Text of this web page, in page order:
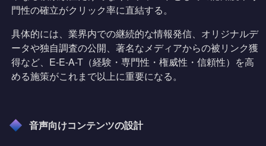
門性の確立がクリック率に直結する。
具体的には、業界内での継続的な情報発信、オリジナルデ
ータや独自調査の公開、著名なメディアからの被リンク獲
得など、E-E-A-T（経験・専門性・権威性・信頼性）を高
める施策がこれまで以上に重要になる。
音声向けコンテンツの設計